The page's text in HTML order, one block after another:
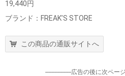
19,440円
ブランド：FREAK’S STORE
この商品の通販サイトへ
-----------------広告の後に次ペー